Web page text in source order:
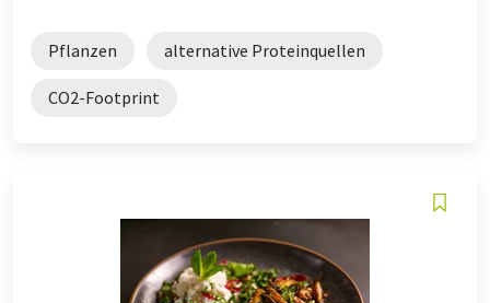
Pflanzen alternative Proteinquellen
CO2-Footprint